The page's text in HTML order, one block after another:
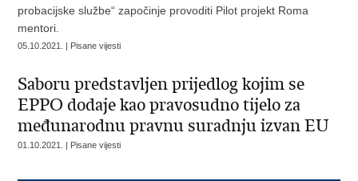
probacijske službe“ započinje provoditi Pilot projekt Roma
mentori.
05.10.2021. | Pisane vijesti
Saboru predstavljen prijedlog kojim se
EPPO dodaje kao pravosudno tijelo za
međunarodnu pravnu suradnju izvan EU
01.10.2021. | Pisane vijesti